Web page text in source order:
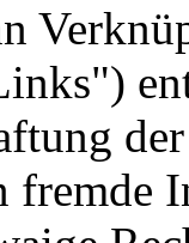
fremde